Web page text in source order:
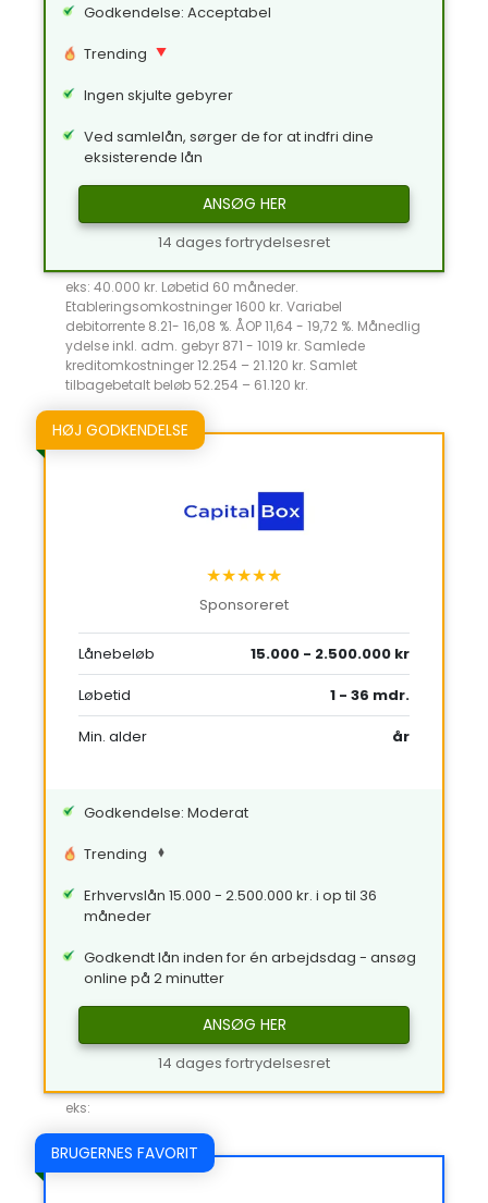
Godkendelse: Acceptabel
Trending
Ingen skjulte gebyrer
Ved samlelån, sørger de for at indfri dine
eksisterende lån
ANSØG HER
14 dages fortrydelsesret
eks: 40.000 kr. Løbetid 60 måneder.
Etableringsomkostninger 1600 kr. Variabel
debitorrente 8.21- 16,08 %. ÅOP 11,64 - 19,72 %. Månedlig
ydelse inkl. adm. gebyr 871 - 1019 kr. Samlede
kreditomkostninger 12.254 – 21.120 kr. Samlet
tilbagebetalt beløb 52.254 – 61.120 kr.
HØJ GODKENDELSE
★★★★★
Sponsoreret
Lånebeløb
15.000 - 2.500.000 kr
Løbetid
1 - 36 mdr.
Min. alder
år
Godkendelse: Moderat
Trending
Erhvervslån 15.000 - 2.500.000 kr. i op til 36
måneder
Godkendt lån inden for én arbejdsdag - ansøg
online på 2 minutter
ANSØG HER
14 dages fortrydelsesret
eks:
BRUGERNES FAVORIT